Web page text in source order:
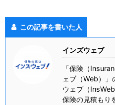
この記事を書いた人
インズウェブ
「保険（
ェブ（Web）
ウェブ（
保険の見積もり